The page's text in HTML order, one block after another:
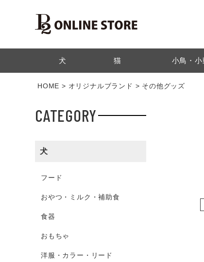
検索
犬 猫 小鳥・小
HOME オリジナルブランド その他グッズ
CATEGORY
犬
フード
おやつ・ミルク・補助食
食器
おもちゃ
洋服・カラー・リード